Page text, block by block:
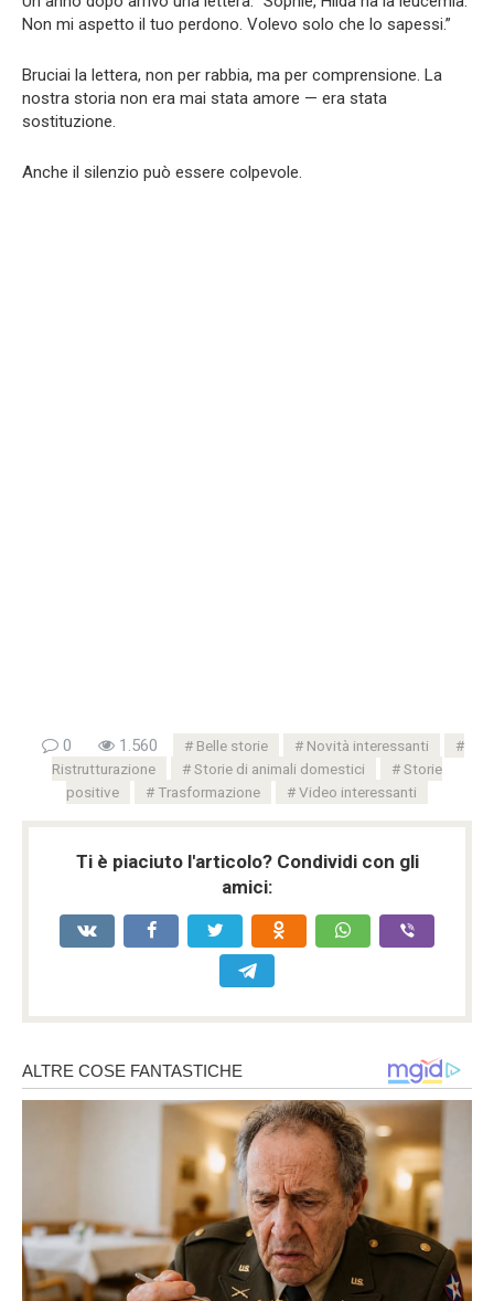
Non mi aspetto il tuo perdono. Volevo solo che lo sapessi.”
Bruciai la lettera, non per rabbia, ma per comprensione. La
nostra storia non era mai stata amore — era stata
sostituzione.
Anche il silenzio può essere colpevole.
0 1.560 Belle storie
Novità interessanti
Ristrutturazione
Storie di animali domestici
Storie
positive
Trasformazione Video interessanti
Ti è piaciuto l'articolo? Condividi con gli
amici: